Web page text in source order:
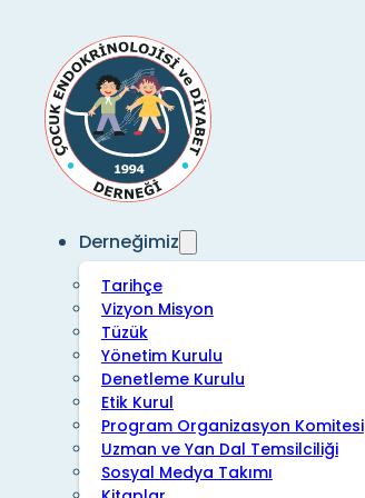
Derneğimiz
Tarihçe
Vizyon Misyon
Tüzük
Yönetim Kurulu
Denetleme Kurulu
Etik Kurul
Program Organizasyon Komitesi
Uzman ve Yan Dal Temsilciliği
Sosyal Medya Takımı